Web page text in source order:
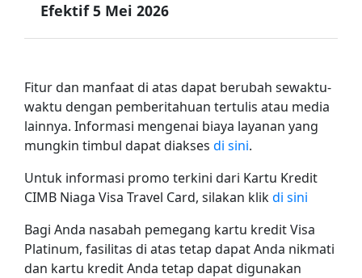
Efektif 5 Mei 2026
Fitur dan manfaat di atas dapat berubah sewaktu-
waktu dengan pemberitahuan tertulis atau media
lainnya. Informasi mengenai biaya layanan yang
mungkin timbul dapat diakses di sini.
Untuk informasi promo terkini dari Kartu Kredit
CIMB Niaga Visa Travel Card, silakan klikdi sini
Bagi Anda nasabah pemegang kartu kredit Visa
Platinum, fasilitas di atas tetap dapat Anda nikmati
dan kartu kredit Anda tetap dapat digunakan